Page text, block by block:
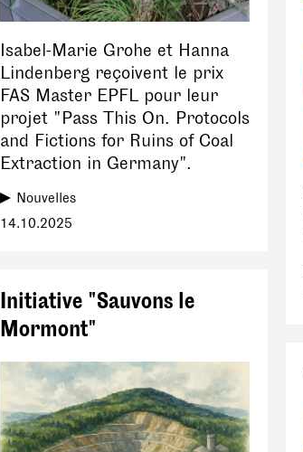
Isabel-Marie Grohe et Hanna
Lindenberg reçoivent le prix
FAS Master EPFL pour leur
projet "Pass This On. Protocols
and Fictions for Ruins of Coal
Extraction in Germany".
Nouvelles
14.10.2025
Initiative "Sauvons le
Mormont"